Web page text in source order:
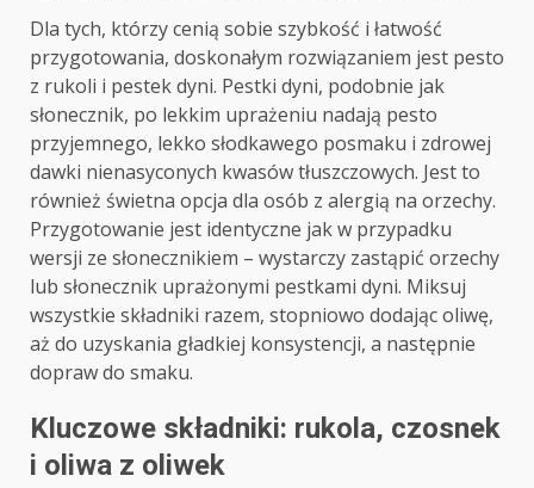
Dla tych, którzy cenią sobie szybkość i łatwość
przygotowania, doskonałym rozwiązaniem jest pesto
z rukoli i pestek dyni. Pestki dyni, podobnie jak
słonecznik, po lekkim uprażeniu nadają pesto
przyjemnego, lekko słodkawego posmaku i zdrowej
dawki nienasyconych kwasów tłuszczowych. Jest to
również świetna opcja dla osób z alergią na orzechy.
Przygotowanie jest identyczne jak w przypadku
wersji ze słonecznikiem – wystarczy zastąpić orzechy
lub słonecznik uprażonymi pestkami dyni. Miksuj
wszystkie składniki razem, stopniowo dodając oliwę,
aż do uzyskania gładkiej konsystencji, a następnie
dopraw do smaku.
Kluczowe składniki: rukola, czosnek
i oliwa z oliwek